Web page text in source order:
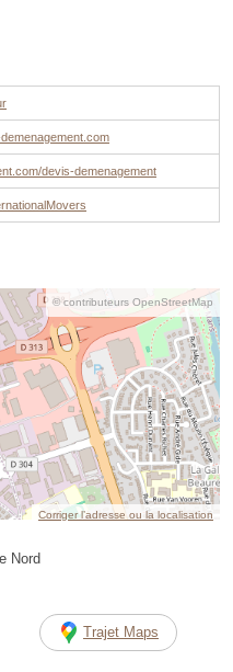
devis-demenagement
© contributeurs OpenStreetMap
Corriger l’adresse ou la localisation
Nord
Trajet Maps